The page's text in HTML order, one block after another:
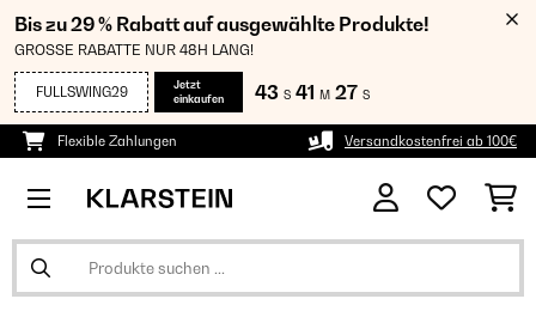
Bis zu 29 % Rabatt auf ausgewählte Produkte!
GROSSE RABATTE NUR 48H LANG!
FULLSWING29
Jetzt
einkaufen
43 S 41 M 27 S
Flexible Zahlungen Versandkostenfrei ab 100€